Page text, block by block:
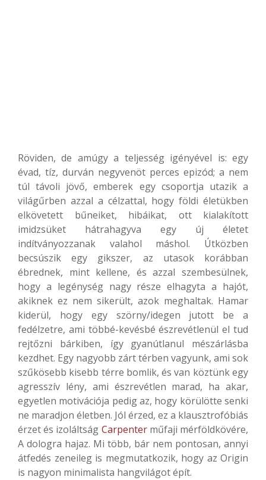
Röviden, de amúgy a teljesség igényével is: egy
évad, tíz, durván negyvenöt perces epizód; a nem
túl távoli jövő, emberek egy csoportja utazik a
világűrben azzal a célzattal, hogy földi életükben
elkövetett bűneiket, hibáikat, ott kialakított
imidzsüket hátrahagyva egy új életet
indítványozzanak valahol máshol. Útközben
becsúszik egy gikszer, az utasok korábban
ébrednek, mint kellene, és azzal szembesülnek,
hogy a legénység nagy része elhagyta a hajót,
akiknek ez nem sikerült, azok meghaltak. Hamar
kiderül, hogy egy szörny/idegen jutott be a
fedélzetre, ami többé-kevésbé észrevétlenül el tud
rejtőzni bárkiben, így gyanútlanul mészárlásba
kezdhet. Egy nagyobb zárt térben vagyunk, ami sok
szűkösebb kisebb térre bomlik, és van köztünk egy
agresszív lény, ami észrevétlen marad, ha akar,
egyetlen motivációja pedig az, hogy körülötte senki
ne maradjon életben. Jól érzed, ez a klausztrofóbiás
érzet és izoláltság Carpenterműfaji mérföldkövére,
A dologra hajaz. Mi több, bár nem pontosan, annyi
átfedés zeneileg is megmutatkozik, hogy az Origin
is nagyon minimalista hangvilágot épít.